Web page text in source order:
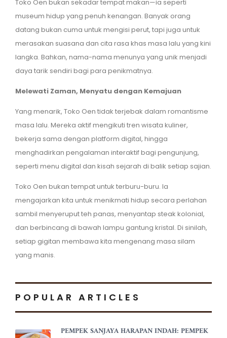
Toko Oen bukan sekadar tempat makan—ia seperti
museum hidup yang penuh kenangan. Banyak orang
datang bukan cuma untuk mengisi perut, tapi juga untuk
merasakan suasana dan cita rasa khas masa lalu yang kini
langka. Bahkan, nama-nama menunya yang unik menjadi
daya tarik sendiri bagi para penikmatnya.
Melewati Zaman, Menyatu dengan Kemajuan
Yang menarik, Toko Oen tidak terjebak dalam romantisme
masa lalu. Mereka aktif mengikuti tren wisata kuliner,
bekerja sama dengan platform digital, hingga
menghadirkan pengalaman interaktif bagi pengunjung,
seperti menu digital dan kisah sejarah di balik setiap sajian.
Toko Oen bukan tempat untuk terburu-buru. Ia
mengajarkan kita untuk menikmati hidup secara perlahan
sambil menyeruput teh panas, menyantap steak kolonial,
dan berbincang di bawah lampu gantung kristal. Di sinilah,
setiap gigitan membawa kita mengenang masa silam
yang manis.
POPULAR ARTICLES
PEMPEK SANJAYA HARAPAN INDAH: PEMPEK